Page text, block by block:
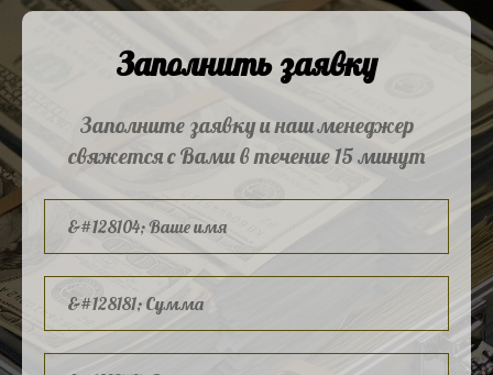
Заполнить заявку
Заполните заявку и наш менеджер
свяжется с Вами в течение 15 минут